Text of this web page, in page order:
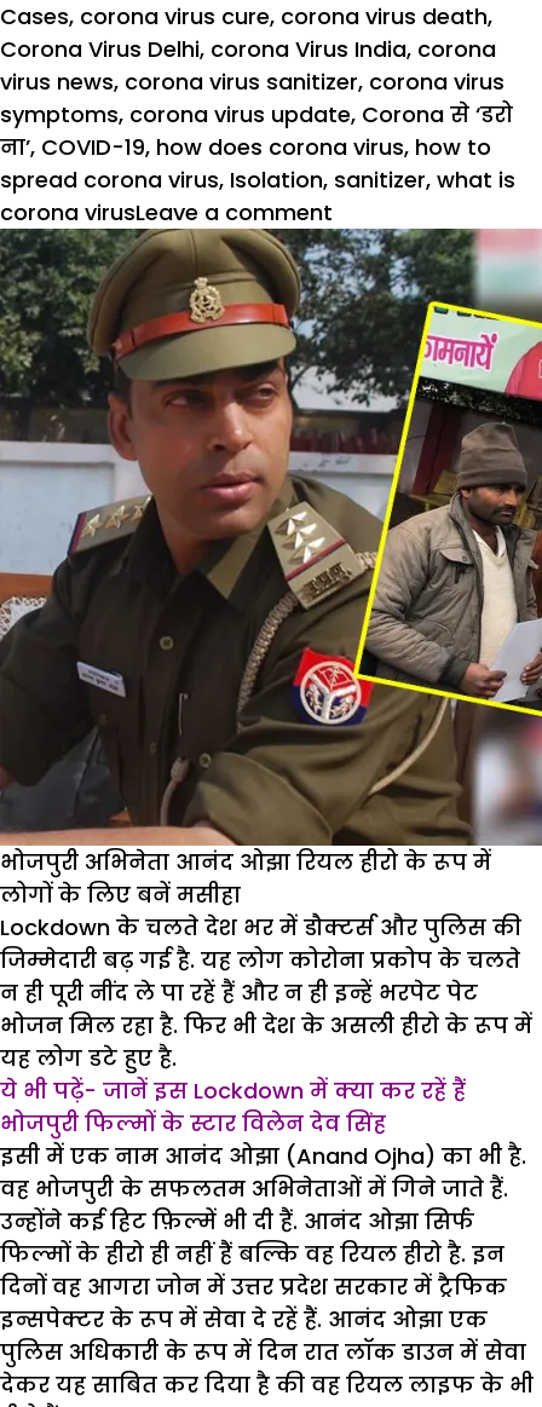
Cases, corona virus cure, corona virus death,
Corona Virus Delhi, corona Virus India, corona
virus news, corona virus sanitizer, corona virus
symptoms, corona virus update, Corona से ‘डरो
ना’, COVID-19, how does corona virus, how to
spread corona virus, Isolation, sanitizer, what is
corona virusLeave a comment
#Lockdown:
लौक
डाउन
की
पाबन्दी
में
अनचाही
प्रैगनेंसी
से
कैसें
बचें
भोजपुरी अभिनेता आनंद ओझा रियल हीरो के रूप में
लोगों के लिए बनें मसीहा
Lockdown के चलते देश भर में डौक्टर्स और पुलिस की
जिम्मेदारी बढ़ गई है. यह लोग कोरोना प्रकोप के चलते
न ही पूरी नींद ले पा रहें हैं और न ही इन्हें भरपेट पेट
भोजन मिल रहा है. फिर भी देश के असली हीरो के रूप में
यह लोग डटे हुए है.
ये भी पढ़ें- जानें इस Lockdown में क्या कर रहें हैं
भोजपुरी फिल्मों के स्टार विलेन देव सिंह
इसी में एक नाम आनंद ओझा (Anand Ojha) का भी है.
वह भोजपुरी के सफलतम अभिनेताओं में गिने जाते हैं.
उन्होंने कई हिट फ़िल्में भी दी हैं. आनंद ओझा सिर्फ
फिल्मों के हीरो ही नहीं हैं बल्कि वह रियल हीरो है. इन
दिनों वह आगरा जोन में उत्तर प्रदेश सरकार में ट्रैफिक
इन्सपेक्टर के रूप में सेवा दे रहें हैं. आनंद ओझा एक
पुलिस अधिकारी के रूप में दिन रात लॉक डाउन में सेवा
देकर यह साबित कर दिया है की वह रियल लाइफ के भी